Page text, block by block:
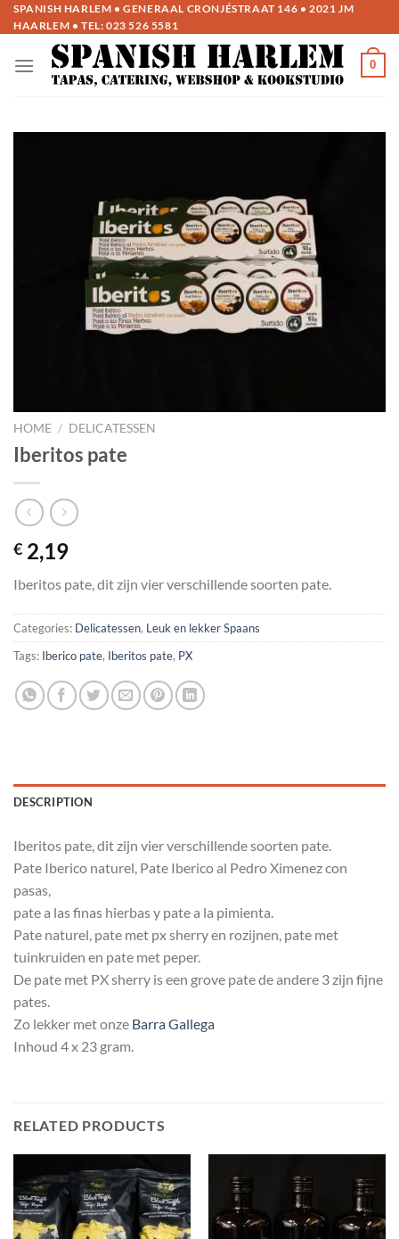
Ga
naar
SPANISH HARLEM • GENERAAL CRONJÉSTRAAT 146 • 2021 JM
HAARLEM • TEL: 023 526 5581
0
HOME / DELICATESSEN
Iberitos pate
€ 2,19
Iberitos pate, dit zijn vier verschillende soorten pate.
Categories: Delicatessen, Leuk en lekker Spaans
Tags: Iberico pate, Iberitos pate, PX
DESCRIPTION
Iberitos pate, dit zijn vier verschillende soorten pate.
Pate Iberico naturel, Pate Iberico al Pedro Ximenez con
pasas,
pate a las finas hierbas y pate a la pimienta.
Pate naturel, pate met px sherry en rozijnen, pate met
tuinkruiden en pate met peper.
De pate met PX sherry is een grove pate de andere 3 zijn fijne
pates.
Zo lekker met onze Barra Gallega
Inhoud 4 x 23 gram.
RELATED PRODUCTS